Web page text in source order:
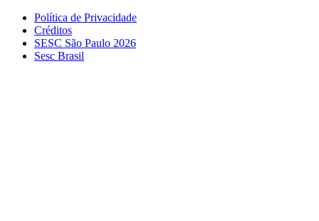
Política de Privacidade
Créditos
SESC São Paulo 2026
Sesc Brasil